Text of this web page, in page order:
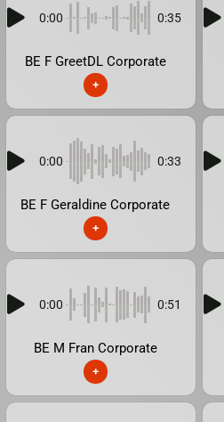
0:00 0:35
BE F GreetDL Corporate
+
0:00 0:33
BE F Geraldine Corporate
+
0:00 0:51
BE M Fran Corporate
+